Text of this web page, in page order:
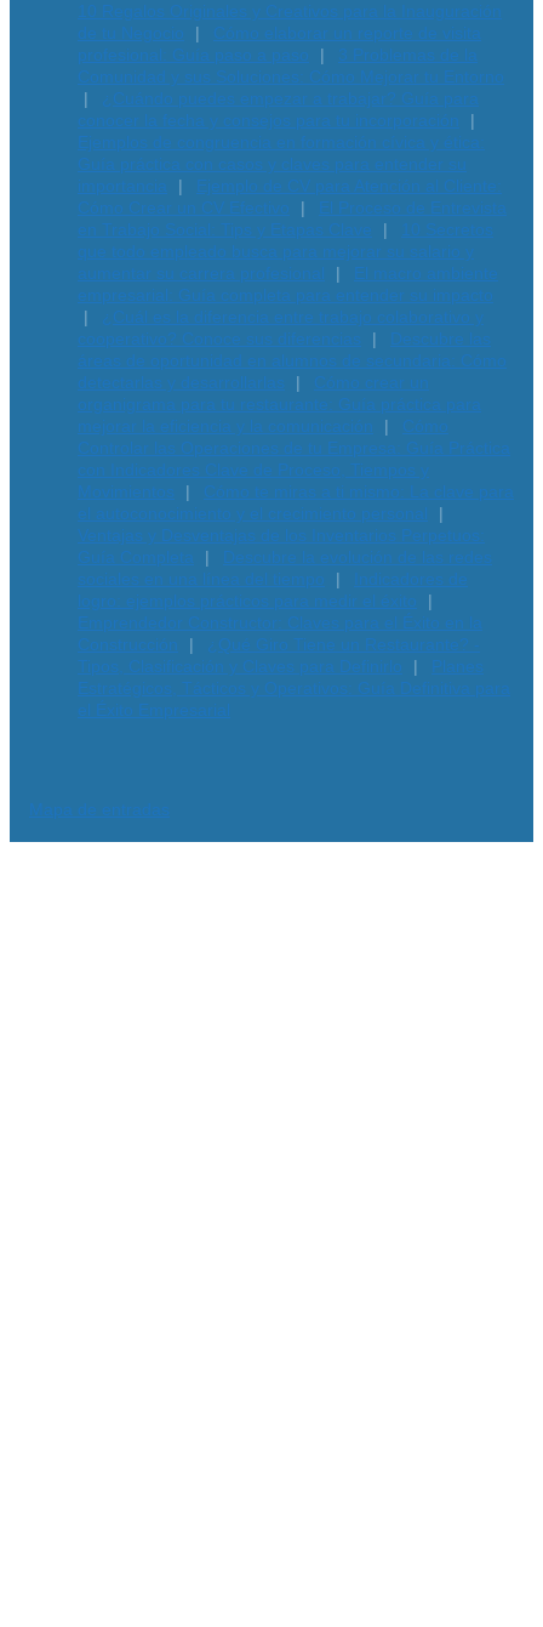
10 Regalos Originales y Creativos para la Inauguración
de tu Negocio
Cómo elaborar un reporte de visita
profesional: Guía paso a paso
3 Problemas de la
Comunidad y sus Soluciones: Cómo Mejorar tu Entorno
¿Cuándo puedes empezar a trabajar? Guía para
conocer la fecha y consejos para tu incorporación
Ejemplos de congruencia en formación cívica y ética:
Guía práctica con casos y claves para entender su
importancia
Ejemplo de CV para Atención al Cliente:
Cómo Crear un CV Efectivo
El Proceso de Entrevista
en Trabajo Social: Tips y Etapas Clave
10 Secretos
que todo empleado busca para mejorar su salario y
aumentar su carrera profesional
El macro ambiente
empresarial: Guía completa para entender su impacto
¿Cuál es la diferencia entre trabajo colaborativo y
cooperativo? Conoce sus diferencias
Descubre las
áreas de oportunidad en alumnos de secundaria: Cómo
detectarlas y desarrollarlas
Cómo crear un
organigrama para tu restaurante: Guía práctica para
mejorar la eficiencia y la comunicación
Cómo
Controlar las Operaciones de tu Empresa: Guía Práctica
con Indicadores Clave de Proceso, Tiempos y
Movimientos
Cómo te miras a ti mismo: La clave para
el autoconocimiento y el crecimiento personal
Ventajas y Desventajas de los Inventarios Perpetuos:
Guía Completa
Descubre la evolución de las redes
sociales en una línea del tiempo
Indicadores de
logro: ejemplos prácticos para medir el éxito
Emprendedor Constructor: Claves para el Éxito en la
Construcción
¿Qué Giro Tiene un Restaurante? -
Tipos, Clasificación y Claves para Definirlo
Planes
Estratégicos, Tácticos y Operativos: Guía Definitiva para
el Éxito Empresarial
Mapa de entradas